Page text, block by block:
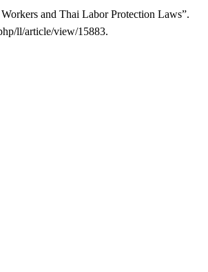
and Thai Labor Protection Laws”.
ll/article/view/15883.